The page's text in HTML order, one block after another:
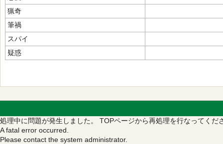
猟奇
筆禍
スパイ
疑惑
処理中に問題が発生しました。 TOPページから再処理を行なってくだ
A fatal error occurred.
Please contact the system administrator.